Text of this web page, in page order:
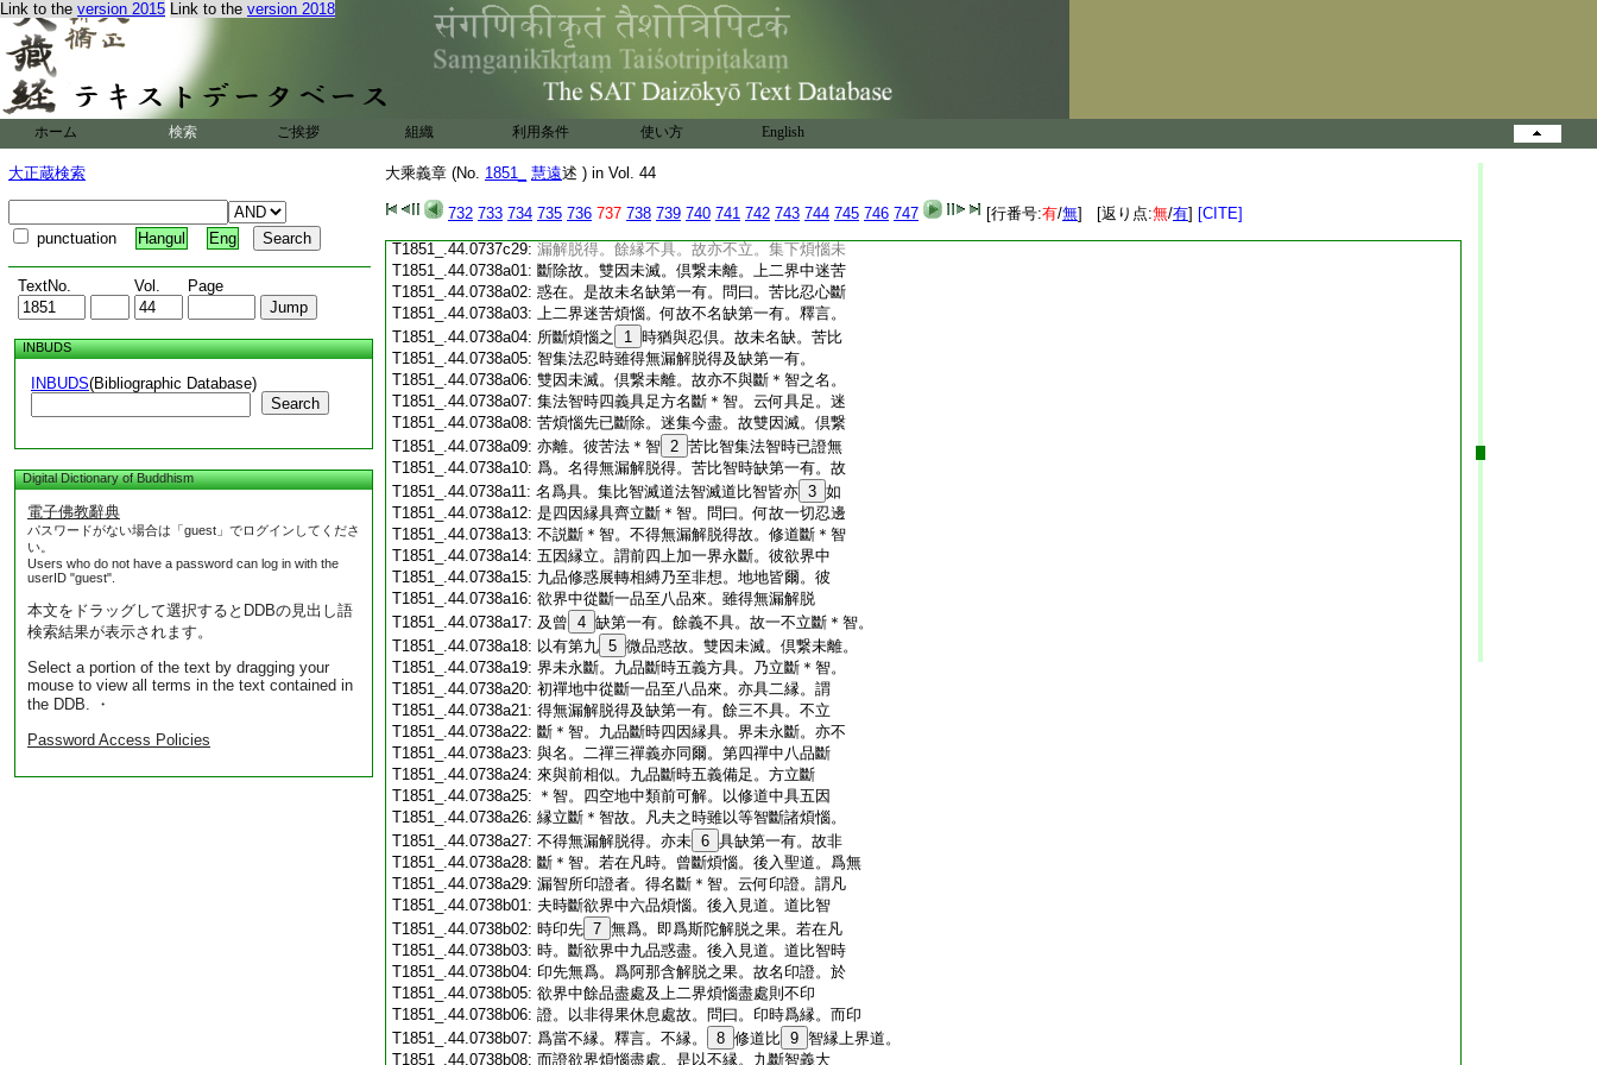
Link to the version 2015 Link to the version 2018
ホーム 検索 ご挨拶 組織 利用条件 使い方 English
大正蔵検索
punctuation Hangul Eng
TextNo. Vol. Page
INBUDS
INBUDS(Bibliographic Database)
Search
Digital Dictionary of Buddhism
電子佛教辭典
パスワードがない場合は「guest」でログインしてくださ
い。
Users who do not have a password can log in with the
userID "guest".
本文をドラッグして選択するとDDBの見出し語
検索結果が表示されます。
Select a portion of the text by dragging your
mouse to view all terms in the text contained in
the DDB. ・
Password Access Policies
大乘義章 (No. 1851_ 慧遠述 ) in Vol. 44
732 733 734 735 736 737 738 739 740 741 742 743 744 745 746 747 [行番号:有/無] [返り点:無/有] [CITE]
T1851_.44.0737c18:＊智時。言成五者。道法智時言成六者。道比
T1851_.44.0737c19:智時第五明其建立所以。如 15 論中説。見道
T1851_.44.0737c20:斷智四因縁立。一雙因滅。二倶繋離。三得無
T1851_.44.0737c21:漏解脱得。四缺第一有。雙因滅者。苦集諦下
見疑無明。彼此相望互爲遍因。故名雙因。兩
因倶斷。名雙因滅。倶繋離者。苦集諦下遍
T1851_.44.0737c24:使煩惱。互相縁縛。名
爲倶繋。彼此齊斷。名
T1851_.44.0737c25: 倶繋離。言得無漏解脱得者。解脱道起證得
T1851_.44.0737c26:無漏。名得無漏解
T1851_.44.0737c27: 結上徹非想名缺第一有。苦法忍時四義倶
T1851_.44.0737c29: 漏解脱得。餘縁不具。故亦不立。集下煩惱未
T1851_.44.0738a01: 斷除故。雙因未滅。倶繋未離。上二界中迷苦
T1851_.44.0738a02: 惑在。是故未名缺第一有。問曰。苦比忍心斷
T1851_.44.0738a03: 上二界迷苦煩惱。何故不名缺第一有。釋言。
T1851_.44.0738a04: 所斷煩惱之 1 時猶與忍倶。故未名缺。苦比
T1851_.44.0738a05: 智集法忍時雖得無漏解脱得及缺第一有。
T1851_.44.0738a06: 雙因未滅。倶繋未離。故亦不與斷＊智之名。
T1851_.44.0738a07: 集法智時四義具足方名斷＊智。云何具足。迷
T1851_.44.0738a08: 苦煩惱先已斷除。迷集今盡。故雙因滅。倶繋
T1851_.44.0738a09: 亦離。彼苦法＊智 2 苦比智集法智時已證無
T1851_.44.0738a10: 爲。名得無漏解脱得。苦比智時缺第一有。故
T1851_.44.0738a11: 名爲具。集比智滅道法智滅道比智皆亦 3 如
T1851_.44.0738a12: 是四因縁具齊立斷＊智。問曰。何故一切忍邊
T1851_.44.0738a13: 不説斷＊智。不得無漏解脱得故。修道斷＊智
T1851_.44.0738a14: 五因縁立。謂前四上加一界永斷。彼欲界中
T1851_.44.0738a15: 九品修惑展轉相縛乃至非想。地地皆爾。彼
T1851_.44.0738a16: 欲界中從斷一品至八品來。雖得無漏解脱
T1851_.44.0738a17: 及曾 4 缺第一有。餘義不具。故一不立斷＊智。
T1851_.44.0738a18: 以有第九 5 微品惑故。雙因未滅。倶繋未離。
T1851_.44.0738a19: 界未永斷。九品斷時五義方具。乃立斷＊智。
T1851_.44.0738a20: 初禪地中從斷一品至八品來。亦具二縁。謂
T1851_.44.0738a21: 得無漏解脱得及缺第一有。餘三不具。不立
T1851_.44.0738a22: 斷＊智。九品斷時四因縁具。界未永斷。亦不
T1851_.44.0738a23: 與名。二禪三禪義亦同爾。第四禪中八品斷
T1851_.44.0738a24: 來與前相似。九品斷時五義備足。方立斷
T1851_.44.0738a25: ＊智。四空地中類前可解。以修道中具五因
T1851_.44.0738a26: 縁立斷＊智故。凡夫之時雖以等智斷諸煩惱。
T1851_.44.0738a27: 不得無漏解脱得。亦未 6 具缺第一有。故非
T1851_.44.0738a28: 斷＊智。若在凡時。曾斷煩惱。後入聖道。爲無
T1851_.44.0738a29: 漏智所印證者。得名斷＊智。云何印證。謂凡
T1851_.44.0738b01: 夫時斷欲界中六品煩惱。後入見道。道比智
T1851_.44.0738b02: 時印先 7 無爲。即爲斯陀解脱之果。若在凡
T1851_.44.0738b03: 時。斷欲界中九品惑盡。後入見道。道比智時
T1851_.44.0738b04: 印先無爲。爲阿那含解脱之果。故名印證。於
T1851_.44.0738b05: 欲界中餘品盡處及上二界煩惱盡處則不印
T1851_.44.0738b06: 證。以非得果休息處故。問曰。印時爲縁。而印
T1851_.44.0738b07: 爲當不縁。釋言。不縁。 8 修道比 9 智縁上界道。
T1851_.44.0738b08: 而證欲界煩惱盡處。是以不縁。九斷智義大